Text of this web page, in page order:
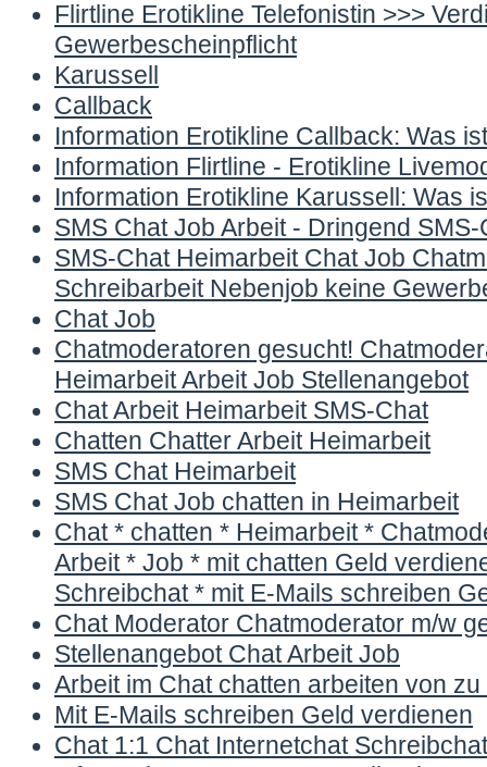
Flirtline Erotikline Telefonistin >>>
Gewerbescheinpflicht
Karussell
Callback
Information Erotikline Callback: Was
Information Flirtline - Erotikline
Information Erotikline Karussell: Was
SMS Chat Job Arbeit - Dringend
SMS-Chat Heimarbeit Chat Job
Schreibarbeit Nebenjob keine
Chat Job
Chatmoderatoren gesucht!
Heimarbeit Arbeit Job Stellenangebot
Chat Arbeit Heimarbeit SMS-Chat
Chatten Chatter Arbeit Heimarbeit
SMS Chat Heimarbeit
SMS Chat Job chatten in Heimarbeit
Chat * chatten * Heimarbeit *
Arbeit * Job * mit chatten Geld
Schreibchat * mit E-Mails schreiben
Chat Moderator Chatmoderator m/w
Stellenangebot Chat Arbeit Job
Arbeit im Chat chatten arbeiten von
Mit E-Mails schreiben Geld verdienen
Chat 1:1 Chat Internetchat Schreibchat